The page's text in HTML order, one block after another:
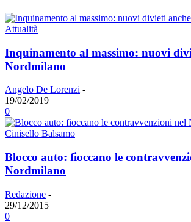
Attualità
Inquinamento al massimo: nuovi
Nordmilano
Angelo De Lorenzi -
19/02/2019
0
Cinisello Balsamo
Blocco auto: fioccano le
Nordmilano
Redazione -
29/12/2015
0